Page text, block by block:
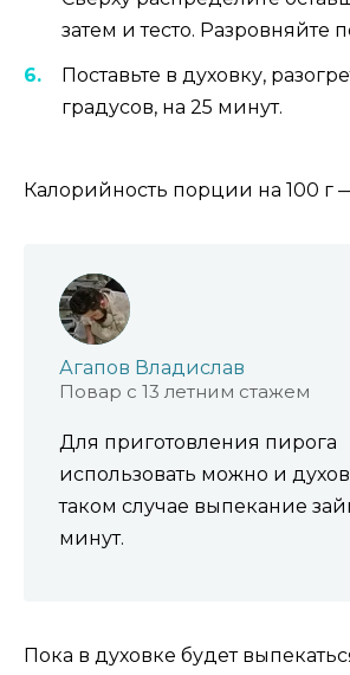
затем и тесто. Разровняйте
Поставьте в духовку,
градусов, на 25 минут.
Калорийность порции на 100 г
Агапов Владислав
Повар с 13 летним стажем
Для приготовления пирога
использовать можно и
таком случае выпекание
минут.
Пока в духовке будет